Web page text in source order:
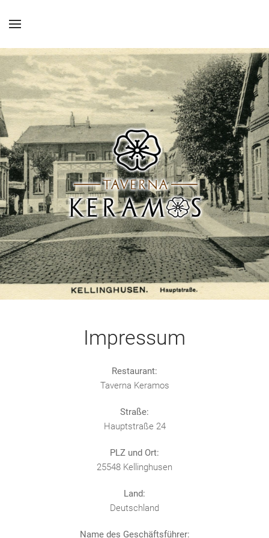
Impressum
Restaurant:
Taverna Keramos
Straße:
Hauptstraße 24
PLZ und Ort:
25548 Kellinghusen
Land:
Deutschland
Name des Geschäftsführer: